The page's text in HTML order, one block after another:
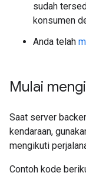
sudah
konsumen
Anda telah
Mulai
Saat server
kendaraan,
mengikuti
Contoh kode